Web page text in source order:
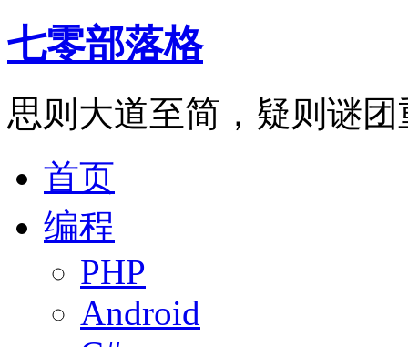
七零部落格
思则大道至简，疑则谜团
首页
编程
PHP
Android